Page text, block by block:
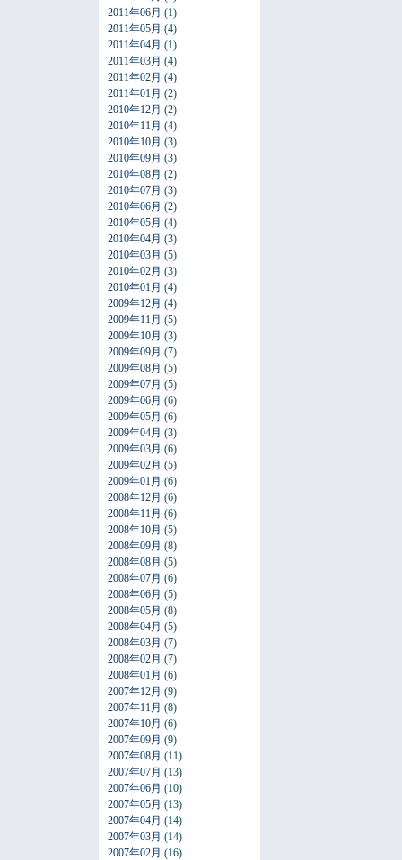
2011年06月 (1)
2011年05月 (4)
2011年04月 (1)
2011年03月 (4)
2011年02月 (4)
2011年01月 (2)
2010年12月 (2)
2010年11月 (4)
2010年10月 (3)
2010年09月 (3)
2010年08月 (2)
2010年07月 (3)
2010年06月 (2)
2010年05月 (4)
2010年04月 (3)
2010年03月 (5)
2010年02月 (3)
2010年01月 (4)
2009年12月 (4)
2009年11月 (5)
2009年10月 (3)
2009年09月 (7)
2009年08月 (5)
2009年07月 (5)
2009年06月 (6)
2009年05月 (6)
2009年04月 (3)
2009年03月 (6)
2009年02月 (5)
2009年01月 (6)
2008年12月 (6)
2008年11月 (6)
2008年10月 (5)
2008年09月 (8)
2008年08月 (5)
2008年07月 (6)
2008年06月 (5)
2008年05月 (8)
2008年04月 (5)
2008年03月 (7)
2008年02月 (7)
2008年01月 (6)
2007年12月 (9)
2007年11月 (8)
2007年10月 (6)
2007年09月 (9)
2007年08月 (11)
2007年07月 (13)
2007年06月 (10)
2007年05月 (13)
2007年04月 (14)
2007年03月 (14)
2007年02月 (16)